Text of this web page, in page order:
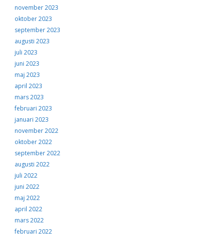
november 2023
oktober 2023
september 2023
augusti 2023
juli 2023
juni 2023
maj 2023
april 2023
mars 2023
februari 2023
januari 2023
november 2022
oktober 2022
september 2022
augusti 2022
juli 2022
juni 2022
maj 2022
april 2022
mars 2022
februari 2022